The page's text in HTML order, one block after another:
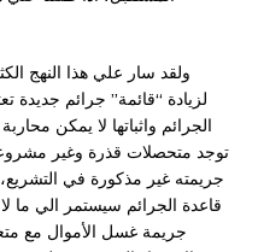
ولقد سار علي هذا النهج
لزيادة “قائمة” جرائم جديدة
الجرائم واثباتها لا يمكن
توجد متحصلات قذرة وغير
جريمته غير مذكورة في
قاعدة الجرائم سيستمر الي ما
جريمة غسل الأموال مع